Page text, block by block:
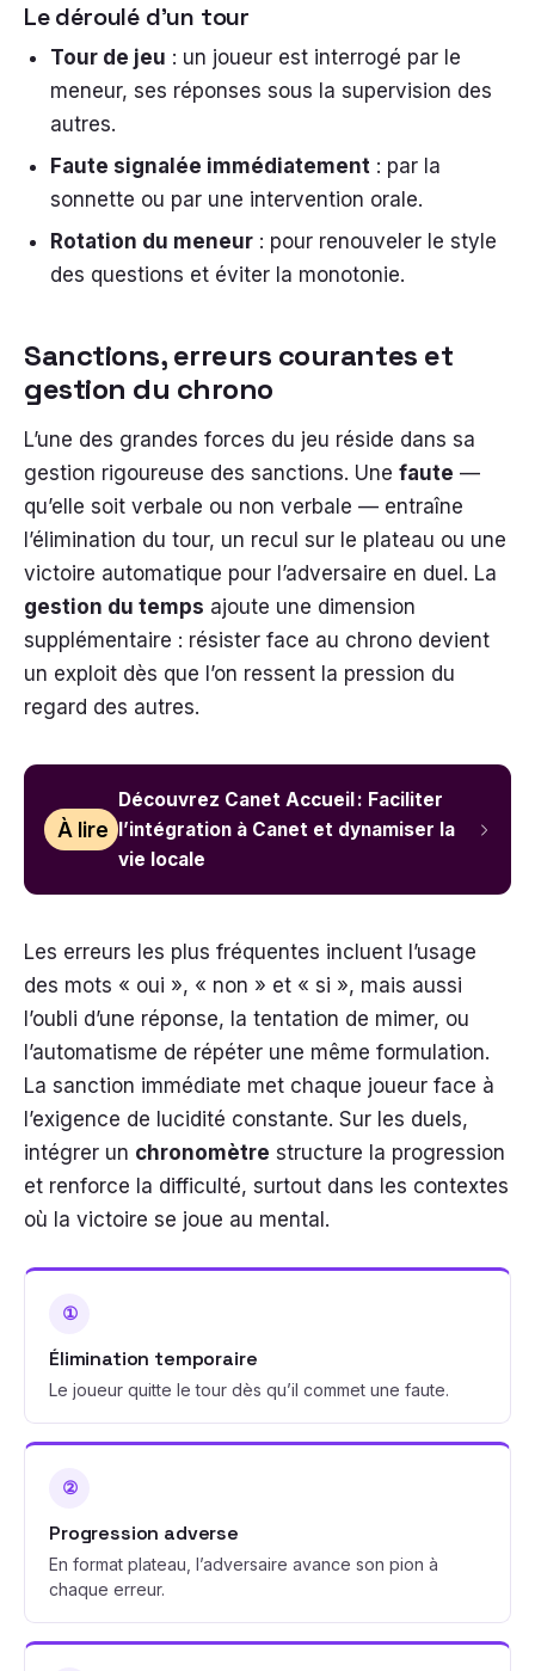
Le déroulé d’un tour
Tour de jeu : un joueur est interrogé par le
meneur, ses réponses sous la supervision des
autres.
Faute signalée immédiatement : par la
sonnette ou par une intervention orale.
Rotation du meneur : pour renouveler le style
des questions et éviter la monotonie.
Sanctions, erreurs courantes et
gestion du chrono
L’une des grandes forces du jeu réside dans sa
gestion rigoureuse des sanctions. Une faute —
qu’elle soit verbale ou non verbale — entraîne
l’élimination du tour, un recul sur le plateau ou une
victoire automatique pour l’adversaire en duel. La
gestion du temps ajoute une dimension
supplémentaire : résister face au chrono devient
un exploit dès que l’on ressent la pression du
regard des autres.
À lire
Découvrez Canet Accueil : Faciliter
l’intégration à Canet et dynamiser la
vie locale
Les erreurs les plus fréquentes incluent l’usage
des mots « oui », « non » et « si », mais aussi
l’oubli d’une réponse, la tentation de mimer, ou
l’automatisme de répéter une même formulation.
La sanction immédiate met chaque joueur face à
l’exigence de lucidité constante. Sur les duels,
intégrer un chronomètre structure la progression
et renforce la difficulté, surtout dans les contextes
où la victoire se joue au mental.
①
Élimination temporaire
Le joueur quitte le tour dès qu’il commet une faute.
②
Progression adverse
En format plateau, l’adversaire avance son pion à
chaque erreur.